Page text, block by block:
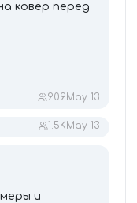
ковёр перед
909 May 13
1.5K May 13
и